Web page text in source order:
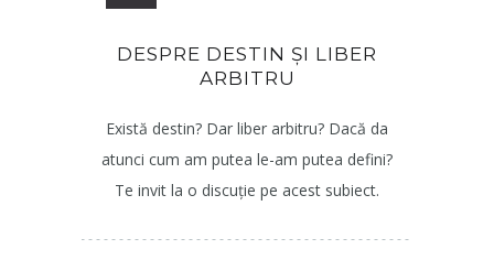
DESPRE DESTIN ȘI LIBER
ARBITRU
Există destin? Dar liber arbitru? Dacă da
atunci cum am putea le-am putea defini?
Te invit la o discuție pe acest subiect.